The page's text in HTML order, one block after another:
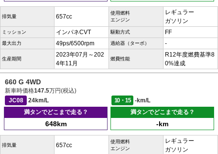
排気量 657cc
使用燃料
エンジン
レギュラー
ガソリン
ミッション インパネCVT 駆動方式 FF
最大出力 49ps/6500rpm 過給器（ターボ） -
生産期間
2023年07月～202
4年11月
燃費性能
R12年度燃費基準8
0%達成
660 G 4WD
新車時価格147.5万円(税込)
JC08
24km/L 10・15
-km/L
満タンでどこまで走る？
648km
満タンでどこまで走る？
-km
排気量 657cc
使用燃料
エンジン
レギュラー
ガソリン